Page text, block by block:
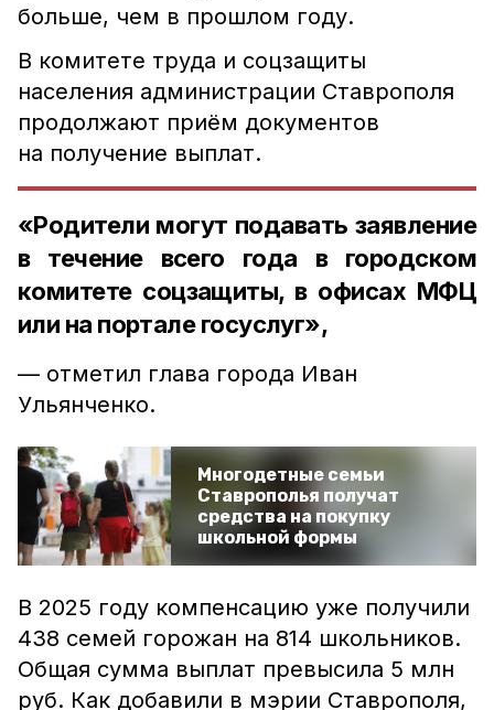
больше, чем в прошлом году.
В комитете труда и соцзащиты
населения администрации Ставрополя
продолжают приём документов
на получение выплат.
«Родители могут подавать заявление
в течение всего года в городском
комитете соцзащиты, в офисах МФЦ
или на портале госуслуг»,
— отметил глава города Иван
Ульянченко.
Многодетные семьи
Ставрополья получат
средства на покупку
школьной формы
В 2025 году компенсацию уже получили
438 семей горожан на 814 школьников.
Общая сумма выплат превысила 5 млн
руб. Как добавили в мэрии Ставрополя,